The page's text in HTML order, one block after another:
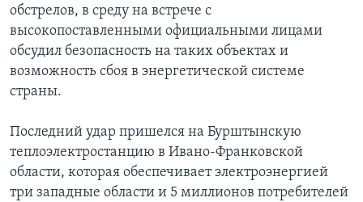
обстрелов, в среду на встрече с
высокопоставленными официальными лицами
обсудил безопасность на таких объектах и
возможность сбоя в энергетической системе
страны.
Последний удар пришелся на Бурштынскую
теплоэлектростанцию в Ивано-Франковской
области, которая обеспечивает электроэнергией
три западные области и 5 миллионов потребителей